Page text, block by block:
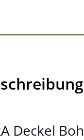
Deckel